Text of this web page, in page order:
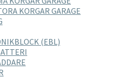
KORGAR GARAGE
(EBL)